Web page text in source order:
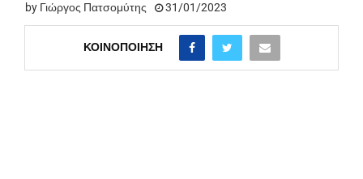
by Γιώργος Πατσομύτης 31/01/2023
ΚΟΙΝΟΠΟΊΗΣΗ